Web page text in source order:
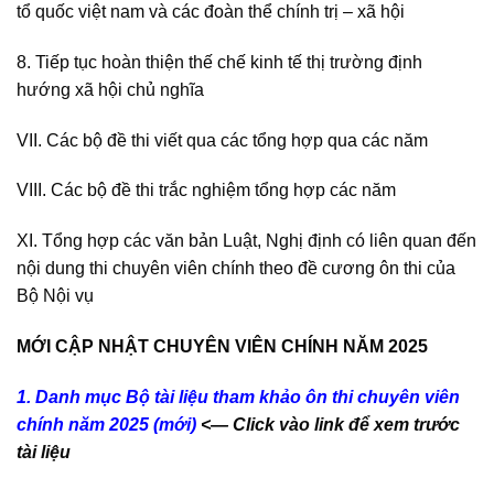
tổ quốc việt nam và các đoàn thể chính trị – xã hội
8. Tiếp tục hoàn thiện thế chế kinh tế thị trường định
hướng xã hội chủ nghĩa
VII. Các bộ đề thi viết qua các tổng hợp qua các năm
VIII. Các bộ đề thi trắc nghiệm tổng hợp các năm
XI. Tổng hợp các văn bản Luật, Nghị định có liên quan đến
nội dung thi chuyên viên chính theo đề cương ôn thi của
Bộ Nội vụ
MỚI CẬP NHẬT CHUYÊN VIÊN CHÍNH NĂM 2025
1. Danh mục Bộ tài liệu tham khảo ôn thi chuyên viên
chính năm 2025 (mới) <— Click vào link để xem trước
tài liệu